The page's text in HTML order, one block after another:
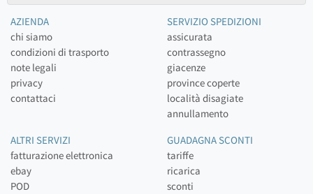
AZIENDA
chi siamo
condizioni di trasporto
note legali
privacy
contattaci
SERVIZIO SPEDIZIONI
assicurata
contrassegno
giacenze
province coperte
località disagiate
annullamento
ALTRI SERVIZI
fatturazione elettronica
ebay
POD
GUADAGNA SCONTI
tariffe
ricarica
sconti